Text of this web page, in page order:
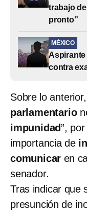
trabajo
pronto”
MÉXICO
Aspirante
contra
Sobre lo
parlamentario
impunidad”,
importancia de
comunicar en
senador.
Tras indicar que
presunción de